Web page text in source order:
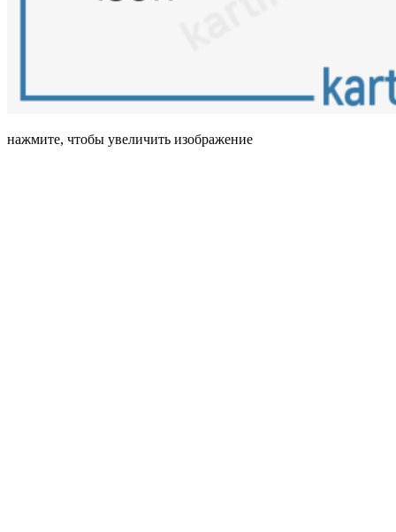
нажмите, чтобы увеличить изображение